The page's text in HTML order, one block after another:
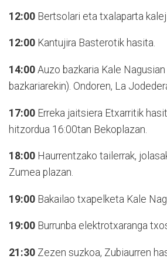
12:00 Bertsolari eta txalaparta
12:00 Kantujira Basterotik hasita.
14:00 Auzo bazkaria Kale
bazkariarekin). Ondoren, La
17:00 Erreka jaitsiera Etxarritik
hitzordua 16:00tan Bekoplazan.
18:00 Haurrentzako tailerrak,
Zumea plazan.
19:00 Bakailao txapelketa Kale
19:00 Burrunba elektrotxaranga
21:30 Zezen suzkoa, Zubiaurren